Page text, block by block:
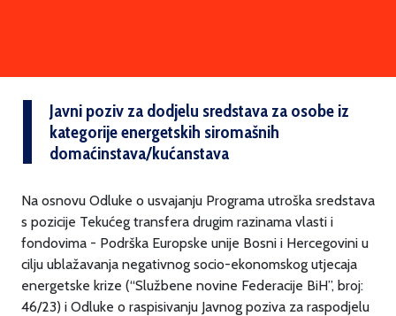
Javni poziv za dodjelu sredstava za osobe iz
kategorije energetskih siromašnih
domaćinstava/kućanstava
Na osnovu Odluke o usvajanju Programa utroška sredstava
s pozicije Tekućeg transfera drugim razinama vlasti i
fondovima - Podrška Europske unije Bosni i Hercegovini u
cilju ublažavanja negativnog socio-ekonomskog utjecaja
energetske krize (“Službene novine Federacije BiH”, broj:
46/23) i Odluke o raspisivanju Javnog poziva za raspodjelu